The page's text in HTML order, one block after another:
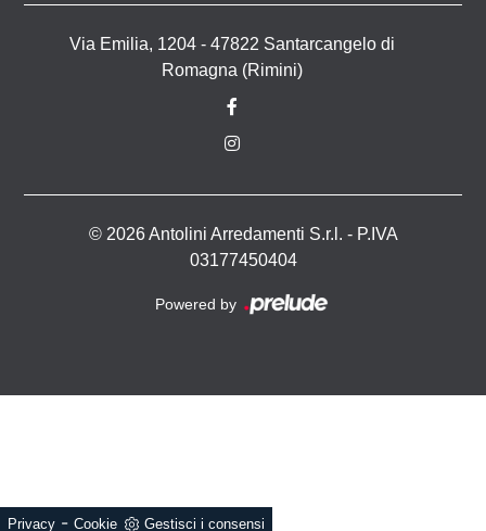
Via Emilia, 1204 - 47822 Santarcangelo di
Romagna (Rimini)
© 2026 Antolini Arredamenti S.r.l. - P.IVA
03177450404
Powered by
Privacy - Cookie Gestisci i consensi